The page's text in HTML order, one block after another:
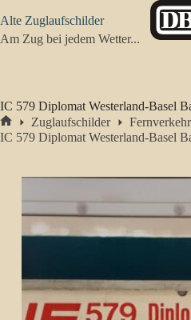
Inhalt
springen
Alte Zuglaufschilder
Am Zug bei jedem Wetter...
IC 579 Diplomat Westerland-Basel
Start
Zuglaufschilder Fernverkehr
IC 579 Diplomat Westerland-Basel